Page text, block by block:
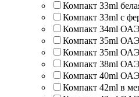
Компакт 33ml
Компакт 33ml с
Компакт 34ml
Компакт 35ml
Компакт 35ml
Компакт 38ml
Компакт 40ml
Компакт 42ml в